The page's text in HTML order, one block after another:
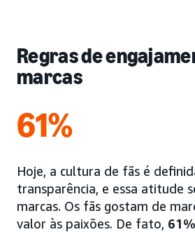
Regras de
marcas
61%
Hoje, a cultura de fãs é
transparência, e essa atitude
marcas. Os fãs gostam de
valor às paixões. De fato,